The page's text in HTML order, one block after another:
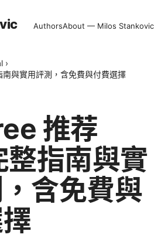
AuthorsAbout — Milos Stankovic
›
與實用評測，含免費與付費選擇
推荐
指南與實
含免費與